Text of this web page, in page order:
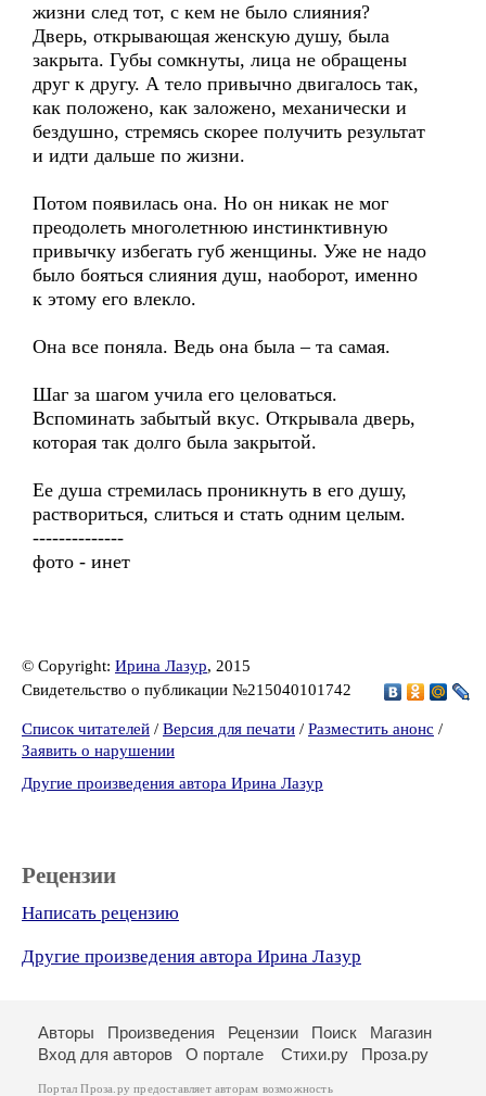
жизни след тот, с кем не было слияния?
Дверь, открывающая женскую душу, была
закрыта. Губы сомкнуты, лица не обращены
друг к другу. А тело привычно двигалось так,
как положено, как заложено, механически и
бездушно, стремясь скорее получить результат
и идти дальше по жизни.
Потом появилась она. Но он никак не мог
преодолеть многолетнюю инстинктивную
привычку избегать губ женщины. Уже не надо
было бояться слияния душ, наоборот, именно
к этому его влекло.
Она все поняла. Ведь она была – та самая.
Шаг за шагом учила его целоваться.
Вспоминать забытый вкус. Открывала дверь,
которая так долго была закрытой.
Ее душа стремилась проникнуть в его душу,
раствориться, слиться и стать одним целым.
--------------
фото - инет
© Copyright: Ирина Лазур, 2015
Свидетельство о публикации №215040101742
Список читателей / Версия для печати / Разместить анонс /
Заявить о нарушении
Другие произведения автора Ирина Лазур
Рецензии
Написать рецензию
Другие произведения автора Ирина Лазур
Авторы Произведения Рецензии Поиск
Магазин
Вход для авторов
О портале Стихи.ру Проза.ру
Портал Проза.ру предоставляет авторам возможность